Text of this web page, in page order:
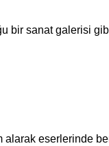
bir sanat galerisi
alarak eserlerinde